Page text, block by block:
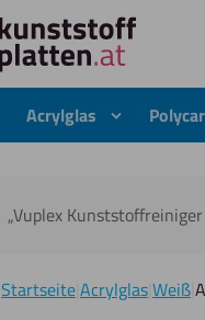
Acrylglas
„Vuplex
StartseiteAcrylglasWeiß